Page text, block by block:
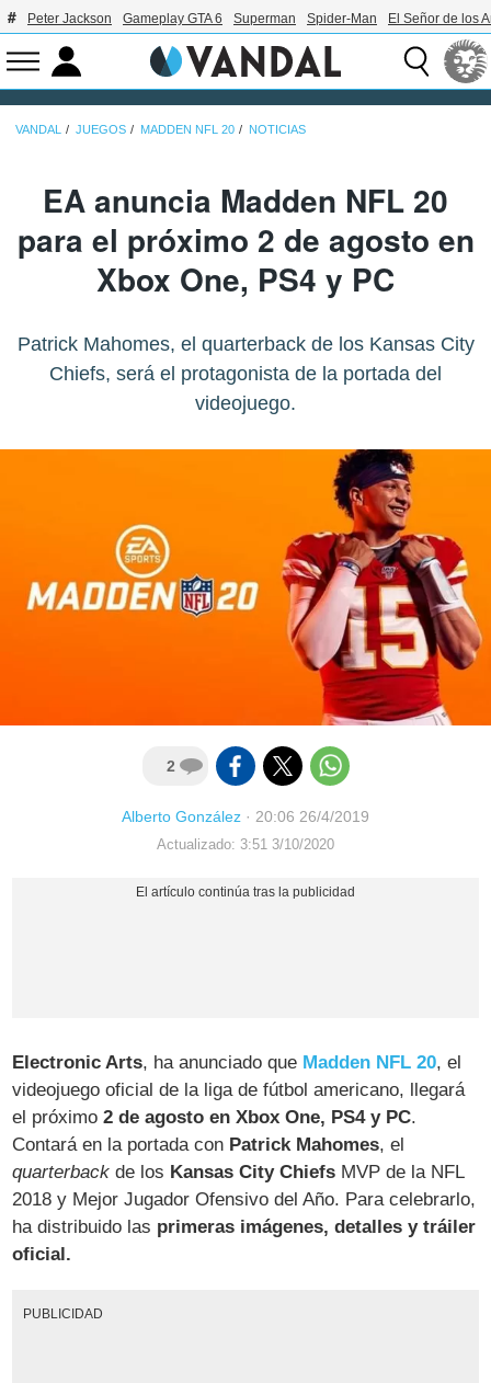
Peter Jackson Gameplay GTA 6 Superman Spider-Man El Señor de los
VANDAL JUEGOS MADDEN NFL 20 NOTICIAS
EA anuncia Madden NFL 20
para el próximo 2 de agosto en
Xbox One, PS4 y PC
Patrick Mahomes, el quarterback de los Kansas City
Chiefs, será el protagonista de la portada del
videojuego.
2
Alberto González · 20:06 26/4/2019
Actualizado: 3:51 3/10/2020
Electronic Arts, ha anunciado que Madden NFL 20, el
videojuego oficial de la liga de fútbol americano, llegará
el próximo2 de agosto en Xbox One, PS4 y PC.
Contará en la portada con Patrick Mahomes, el
quarterback de los Kansas City Chiefs MVP de la NFL
2018 y Mejor Jugador Ofensivo del Año. Para celebrarlo,
ha distribuido las primeras imágenes, detalles y tráiler
oficial.
PUBLICIDAD